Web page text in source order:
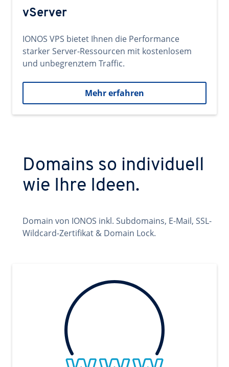
vServer
IONOS VPS bietet Ihnen die Performance
starker Server-Ressourcen mit kostenlosem
und unbegrenztem Traffic.
Mehr erfahren
Domains so individuell
wie Ihre Ideen.
Domain von IONOS inkl. Subdomains, E-Mail, SSL-
Wildcard-Zertifikat & Domain Lock.